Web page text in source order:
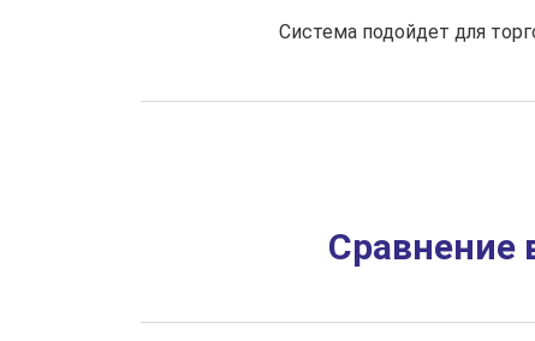
Система подойдет для
Сравнение